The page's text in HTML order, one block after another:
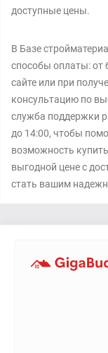
доступные цены.
В Базе
способы оплаты: от
сайте или при
консультацию по
служба поддержки
до 14:00, чтобы
возможность
выгодной цене с
стать вашим